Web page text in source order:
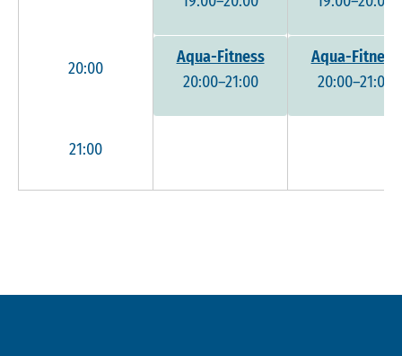
20:00
21:00
Aqua-Fitness
20:00–21:00
Aqua-Fitness
20:00–21:00